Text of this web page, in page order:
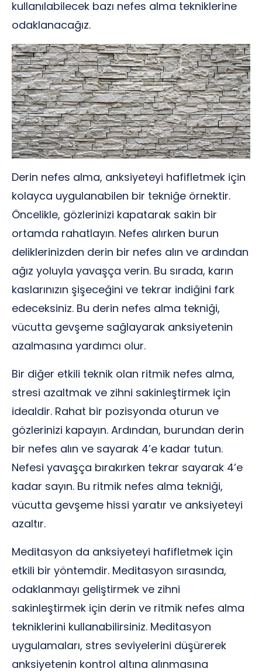
kullanılabilecek bazı nefes alma tekniklerine
odaklanacağız.
Derin nefes alma, anksiyeteyi hafifletmek için
kolayca uygulanabilen bir tekniğe örnektir.
Öncelikle, gözlerinizi kapatarak sakin bir
ortamda rahatlayın. Nefes alırken burun
deliklerinizden derin bir nefes alın ve ardından
ağız yoluyla yavaşça verin. Bu sırada, karın
kaslarınızın şişeceğini ve tekrar indiğini fark
edeceksiniz. Bu derin nefes alma tekniği,
vücutta gevşeme sağlayarak anksiyetenin
azalmasına yardımcı olur.
Bir diğer etkili teknik olan ritmik nefes alma,
stresi azaltmak ve zihni sakinleştirmek için
idealdir. Rahat bir pozisyonda oturun ve
gözlerinizi kapayın. Ardından, burundan derin
bir nefes alın ve sayarak 4’e kadar tutun.
Nefesi yavaşça bırakırken tekrar sayarak 4’e
kadar sayın. Bu ritmik nefes alma tekniği,
vücutta gevşeme hissi yaratır ve anksiyeteyi
azaltır.
Meditasyon da anksiyeteyi hafifletmek için
etkili bir yöntemdir. Meditasyon sırasında,
odaklanmayı geliştirmek ve zihni
sakinleştirmek için derin ve ritmik nefes alma
tekniklerini kullanabilirsiniz. Meditasyon
uygulamaları, stres seviyelerini düşürerek
anksiyetenin kontrol altına alınmasına